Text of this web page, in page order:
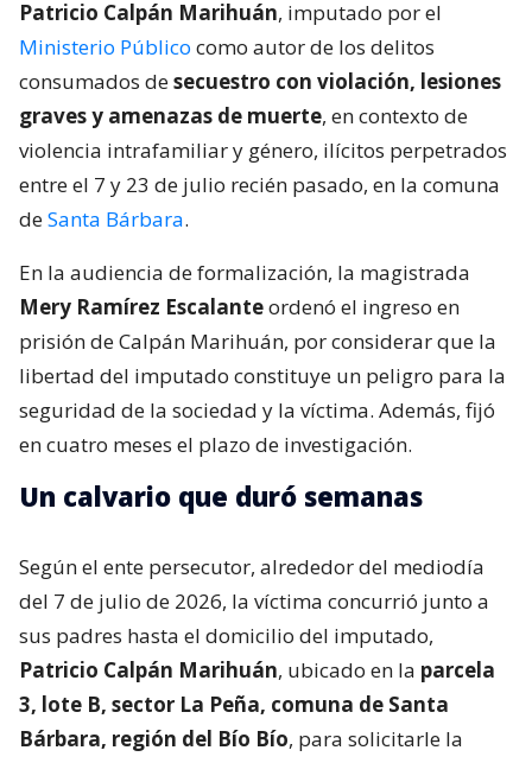
Patricio Calpán Marihuán, imputado por el
Ministerio Público como autor de los delitos
consumados desecuestro con violación, lesiones
graves y amenazas de muerte, en contexto de
violencia intrafamiliar y género, ilícitos perpetrados
entre el 7 y 23 de julio recién pasado, en la comuna
deSanta Bárbara.
En la audiencia de formalización, la magistrada
Mery Ramírez Escalanteordenó el ingreso en
prisión de Calpán Marihuán, por considerar que la
libertad del imputado constituye un peligro para la
seguridad de la sociedad y la víctima. Además, fijó
en cuatro meses el plazo de investigación.
Un calvario que duró semanas
Según el ente persecutor, alrededor del mediodía
del 7 de julio de 2026, la víctima concurrió junto a
sus padres hasta el domicilio del imputado,
Patricio Calpán Marihuán, ubicado en la parcela
3, lote B, sector La Peña, comuna de Santa
Bárbara, región del Bío Bío, para solicitarle la